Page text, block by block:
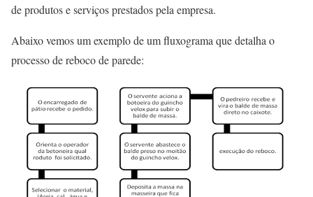
de produtos e serviços prestados pela empresa.
Abaixo vemos um exemplo de um fluxograma que detalha o
processo de reboco de parede: